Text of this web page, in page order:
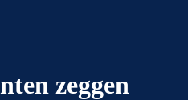
zeggen